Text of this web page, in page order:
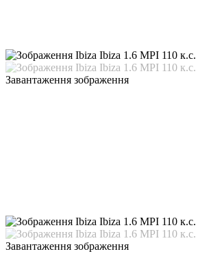
Завантаження зображення
Завантаження зображення